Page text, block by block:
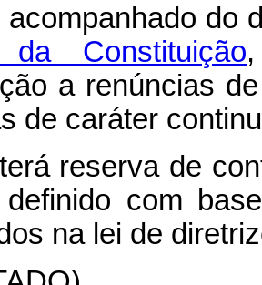
acompanhado do
Constituição
a renúncias
de caráter
reserva de
definido com
na lei de